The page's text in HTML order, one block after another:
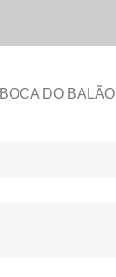
BOCA DO BALÃO